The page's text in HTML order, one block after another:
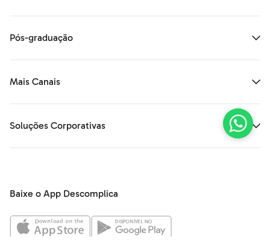
Pós-graduação
Mais Canais
Soluções Corporativas
Baixe o App Descomplica